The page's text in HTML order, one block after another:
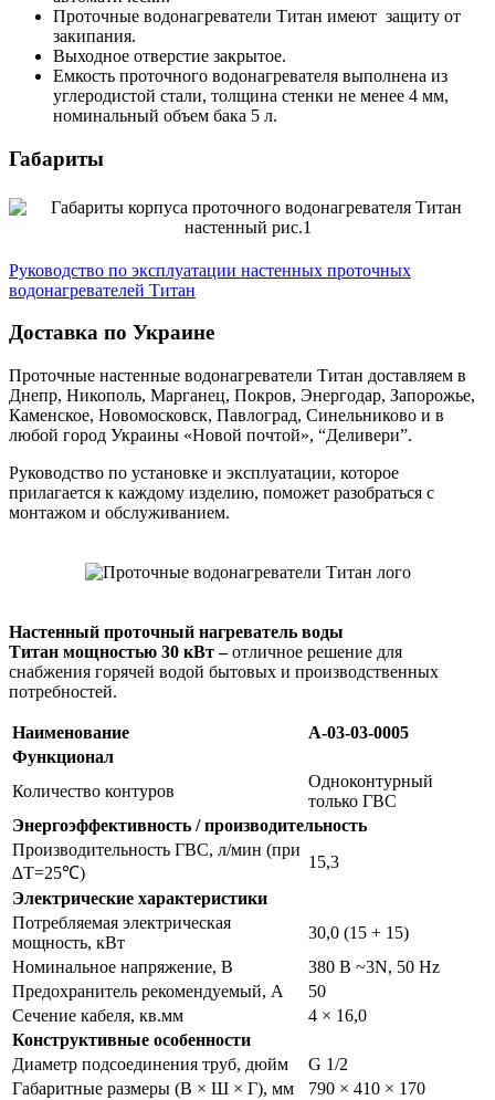
Проточные водонагреватели Титан имеют защиту от
закипания.
Выходное отверстие закрытое.
Емкость проточного водонагревателя выполнена из
углеродистой стали, толщина стенки не менее 4 мм,
номинальный объем бака 5 л.
Габариты
Руководство по эксплуатации настенных проточных
водонагревателей Титан
Доставка по Украине
Проточные настенные водонагреватели Титан доставляем в
Днепр, Никополь, Марганец, Покров, Энергодар, Запорожье,
Каменское, Новомосковск, Павлоград, Синельниково и в
любой город Украины «Новой почтой», “Деливери”.
Руководство по установке и эксплуатации, которое
прилагается к каждому изделию, поможет разобраться с
монтажом и обслуживанием.
Настенный проточный нагреватель воды
Титан мощностью 30 кВт –отличное решение для
снабжения горячей водой бытовых и производственных
потребностей.
Наименование
A-03-03-0005
Функционал
Количество контуров
Одноконтурный
только ГВС
Энергоэффективность / производительность
Производительность ГВС, л/мин (при
∆T=25℃)
15,3
Электрические характеристики
Потребляемая электрическая
мощность, кВт
30,0 (15 + 15)
Номинальное напряжение, В
380 В ~3N, 50 Hz
Предохранитель рекомендуемый, А
50
Сечение кабеля, кв.мм
4 × 16,0
Конструктивные особенности
Диаметр подсоединения труб, дюйм
G 1/2
Габаритные размеры (В × Ш × Г), мм
790 × 410 × 170